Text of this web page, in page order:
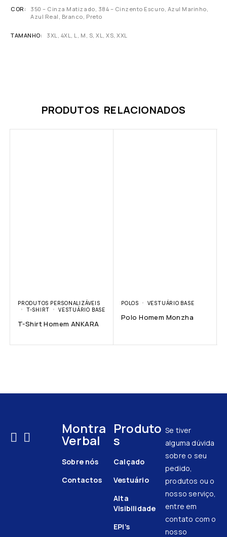
COR
350 – Cinza Matizado, 384 – Cinzento Escuro, Azul Marinho,
Azul Real, Branco, Preto
TAMANHO 3XL, 4XL, L, M, S, XL, XS, XXL
PRODUTOS RELACIONADOS
PRODUTOS PERSONALIZÁVEIS
T-SHIRT
VESTUÁRIO BASE
T-Shirt Homem ANKARA
POLOS VESTUÁRIO BASE
Polo Homem Monzha
Montra
Verbal
Sobre nós
Contactos
Produto
s
Calçado
Vestuário
Alta
Visibilidade
EPI’s
Se tiver
alguma dúvida
sobre o seu
pedido,
produtos ou o
nosso serviço,
entre em
contato com o
nosso